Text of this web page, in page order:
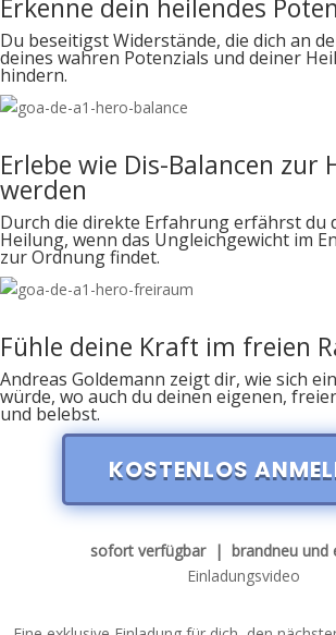
Erkenne dein heilendes
Du beseitigst Widerstände, die dich an
deines wahren Potenzials und deiner
hindern.
Erlebe wie Dis-Balancen zur
werden
Durch die direkte Erfahrung erfährst du
Heilung, wenn das Ungleichgewicht im
zur Ordnung findet.
Fühle deine Kraft im freien
Andreas Goldemann zeigt dir, wie sich
würde, wo auch du deinen eigenen,
und belebst.
KOSTENLOS
sofort verfügbar | brandneu und
Einladungsvideo